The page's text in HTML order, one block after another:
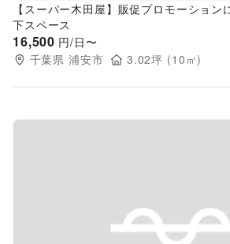
【スーパー木田屋】販促プロモーショ
下スペース
16,500 円/日〜
千葉県 浦安市 3.02坪 (10 ㎡)
Previous slide